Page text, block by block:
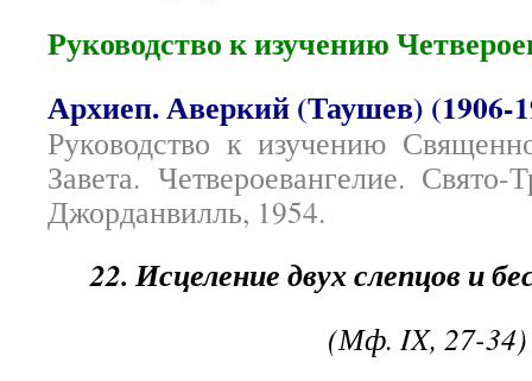
Руководство к изучению
Архиеп. Аверкий (Таушев) (1906-
Руководство к изучению
Завета. Четвероевангелие.
Джорданвилль, 1954.
22. Исцеление двух слепцов и
(Мф. IX, 27-34)